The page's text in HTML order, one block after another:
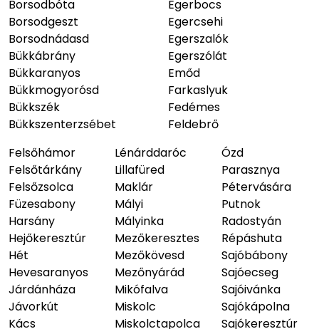
Borsodbóta
Borsodgeszt
Borsodnádasd
Bükkábrány
Bükkaranyos
Bükkmogyorósd
Bükkszék
Bükkszenterzsébet
Egerbocs
Egercsehi
Egerszalók
Egerszólát
Emőd
Farkaslyuk
Fedémes
Feldebrő
Felsőhámor
Felsőtárkány
Felsőzsolca
Füzesabony
Harsány
Hejőkeresztúr
Hét
Hevesaranyos
Járdánháza
Jávorkút
Kács
Lénárddaróc
Lillafüred
Maklár
Mályi
Mályinka
Mezőkeresztes
Mezőkövesd
Mezőnyárád
Mikófalva
Miskolc
Miskolctapolca
Ózd
Parasznya
Pétervására
Putnok
Radostyán
Répáshuta
Sajóbábony
Sajóecseg
Sajóivánka
Sajókápolna
Sajókeresztúr